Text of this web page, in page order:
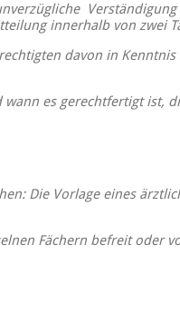
innerhalb von zwei
davon in
es gerechtfertigt ist,
Die Vorlage eines
Fächern befreit oder